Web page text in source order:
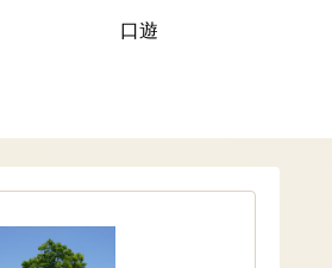
口遊